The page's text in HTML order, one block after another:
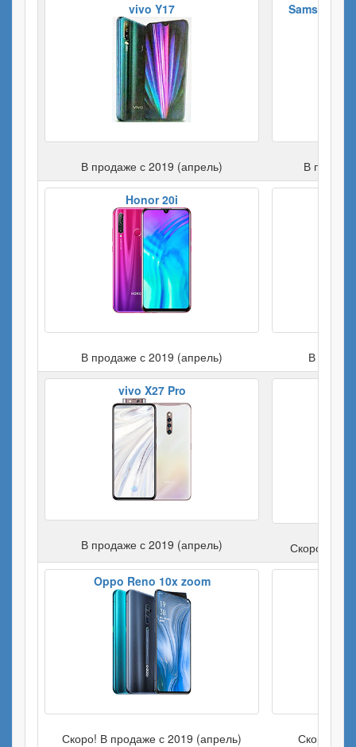
vivo Y17
В продаже с 2019 (апрель)
Samsung
В
Honor 20i
В продаже с 2019 (апрель) В
vivo X27 Pro
В продаже с 2019 (апрель) Скоро! В
Oppo Reno 10x zoom
Скоро! В продаже с 2019 (апрель) Скоро! В